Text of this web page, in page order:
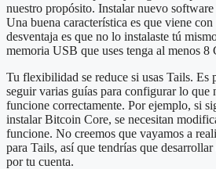
nuestro propósito. Instalar nuevo
Una buena característica es que viene
desventaja es que no lo instalaste tú
memoria USB que uses tenga al menos 8
Tu flexibilidad se reduce si usas Tails. Es
seguir varias guías para configurar lo que
funcione correctamente. Por ejemplo, si
instalar Bitcoin Core, se necesitan
funcione. No creemos que vayamos a
para Tails, así que tendrías que
por tu cuenta.